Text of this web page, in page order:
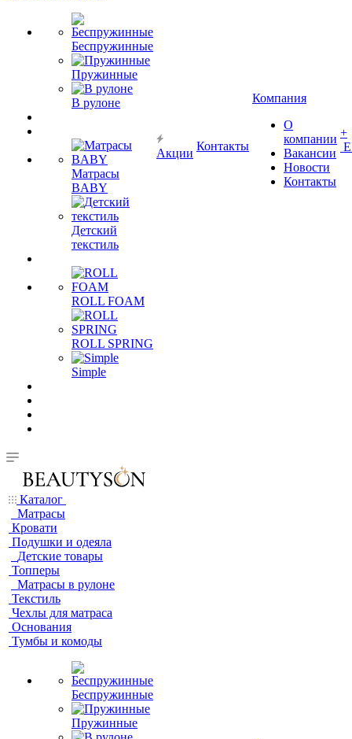
Беспружинные
Пружинные
В рулоне
Матрасы
BABY
Детский
текстиль
ROLL FOAM
ROLL SPRING
Simple
Акции
Контакты
Компания
О
компании
Вакансии
Новости
Контакты
+
Каталог
Матрасы
Кровати
Подушки и одеяла
Детские товары
Топперы
Матрасы в рулоне
Текстиль
Чехлы для матраса
Основания
Тумбы и комоды
Беспружинные
Пружинные